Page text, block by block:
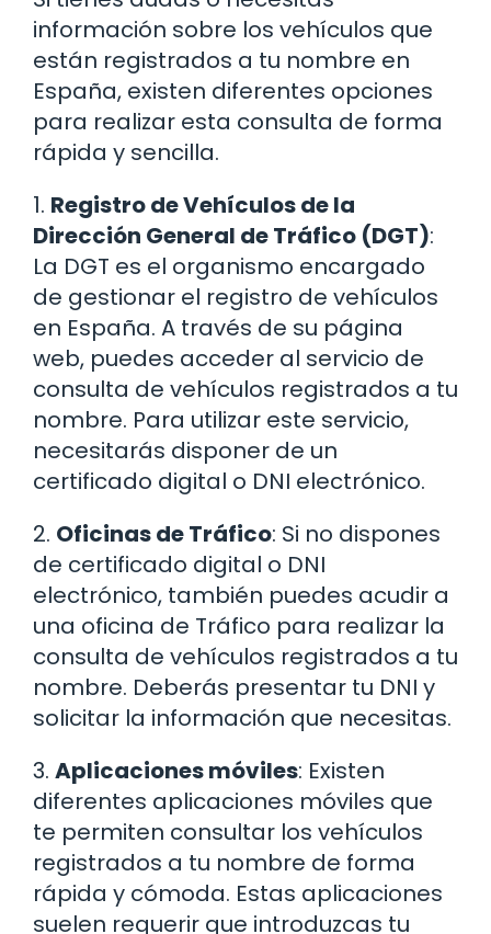
información sobre los vehículos que
están registrados a tu nombre en
España, existen diferentes opciones
para realizar esta consulta de forma
rápida y sencilla.
1. Registro de Vehículos de la
Dirección General de Tráfico (DGT):
La DGT es el organismo encargado
de gestionar el registro de vehículos
en España. A través de su página
web, puedes acceder al servicio de
consulta de vehículos registrados a tu
nombre. Para utilizar este servicio,
necesitarás disponer de un
certificado digital o DNI electrónico.
2. Oficinas de Tráfico: Si no dispones
de certificado digital o DNI
electrónico, también puedes acudir a
una oficina de Tráfico para realizar la
consulta de vehículos registrados a tu
nombre. Deberás presentar tu DNI y
solicitar la información que necesitas.
3. Aplicaciones móviles: Existen
diferentes aplicaciones móviles que
te permiten consultar los vehículos
registrados a tu nombre de forma
rápida y cómoda. Estas aplicaciones
suelen requerir que introduzcas tu